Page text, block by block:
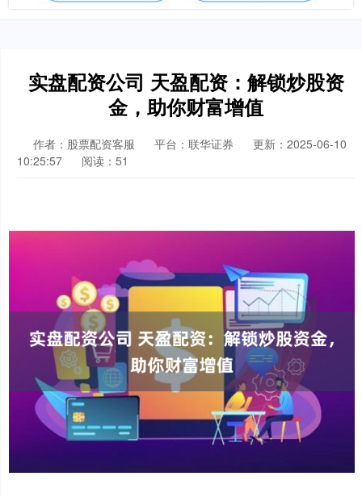
实盘配资公司 天盈配资：解锁炒股资
金，助你财富增值
作者：股票配资客服 平台：联华证券
更新：2025-06-10
10:25:57
阅读：51